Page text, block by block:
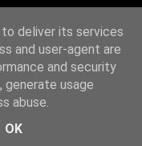
deliver its services
and user-agent are
and security
usage
abuse.
OK